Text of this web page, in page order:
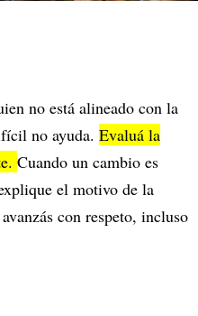
no está alineado con la
no ayuda. Evaluá la
Cuando un cambio es
el motivo de la
con respeto, incluso